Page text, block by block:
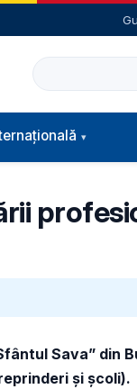
Caută
Sava” din
și școli).